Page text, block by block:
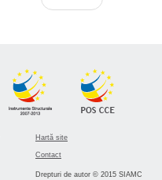
Hartă site
Contact
Drepturi de autor © 2015 SIAMC